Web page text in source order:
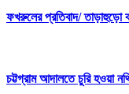
ফখরুলের প্রতিবাদ/ তাড়াহুড়ো
চট্টগ্রাম আদালতে চুরি হওয়া